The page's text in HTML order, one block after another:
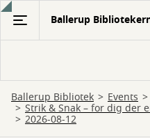
Gå
hovedindhold
Ballerup
Ballerup Bibliotek Events
Strik & Snak – for dig der
2026-08-12